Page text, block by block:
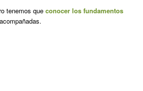
tenemos que conocer los fundamentos